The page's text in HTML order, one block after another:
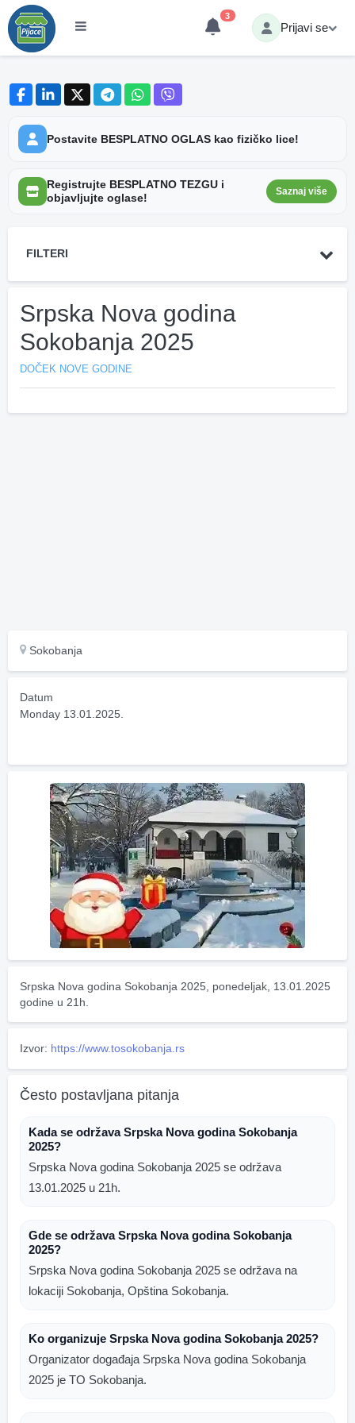
3
Prijavi se
Postavite BESPLATNO OGLAS kao fizičko lice!
Registrujte BESPLATNO TEZGU i
objavljujte oglase!
Saznaj više
FILTERI
Srpska Nova godina
Sokobanja 2025
DOČEK NOVE GODINE
Sokobanja
Datum
Monday 13.01.2025.
Srpska Nova godina Sokobanja 2025, ponedeljak, 13.01.2025
godine u 21h.
Izvor: https://www.tosokobanja.rs
Često postavljana pitanja
Kada se održava Srpska Nova godina Sokobanja
2025?
Srpska Nova godina Sokobanja 2025 se održava
13.01.2025 u 21h.
Gde se održava Srpska Nova godina Sokobanja
2025?
Srpska Nova godina Sokobanja 2025 se održava na
lokaciji Sokobanja, Opština Sokobanja.
Ko organizuje Srpska Nova godina Sokobanja 2025?
Organizator događaja Srpska Nova godina Sokobanja
2025 je TO Sokobanja.